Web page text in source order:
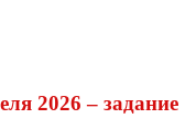
2026 – задание